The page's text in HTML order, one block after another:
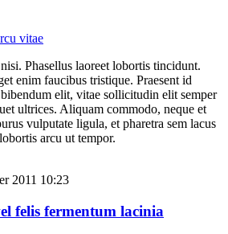
Phasellus laoreet lobortis tincidunt.
enim faucibus tristique. Praesent id
elit, vitae sollicitudin elit semper
ultrices. Aliquam commodo, neque et
vulputate ligula, et pharetra sem lacus
arcu ut tempor.
2011 10:23
felis fermentum lacinia